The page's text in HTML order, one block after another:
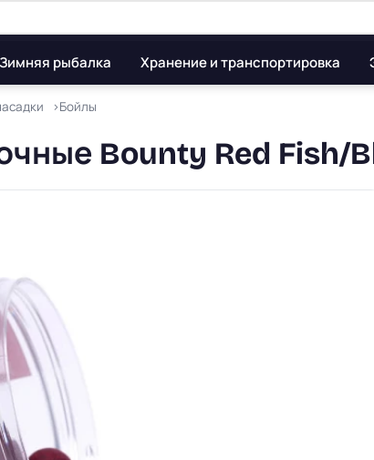
Зимняя рыбалка Хранение и транспортировка
Бойлы
Bounty Red Fish/